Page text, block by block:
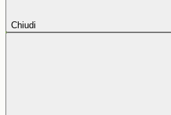
Chiudi